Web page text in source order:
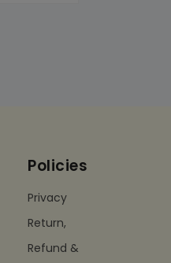
Policies
Privacy
Return,
Refund &